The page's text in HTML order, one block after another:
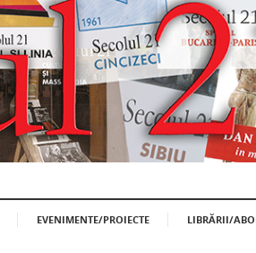
EVENIMENTE/PROIECTE LIBRĂRII/